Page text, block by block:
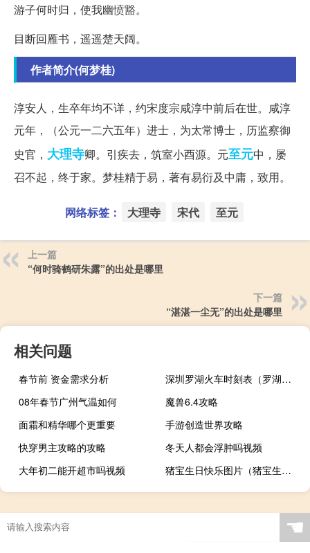
游子何时归，使我幽愤豁。
目断回雁书，遥遥楚天阔。
作者简介(何梦桂)
淳安人，生卒年均不详，约宋度宗咸淳中前后在世。咸淳
元年，（公元一二六五年）进士，为太常博士，历监察御
史官， 大理寺卿。引疾去，筑室小酉源。元至元中，屡
召不起，终于家。梦桂精于易，著有易衍及中庸，致用。
网络标签： 大理寺 宋代 至元
上一篇
“何时骑鹤研朱露”的出处是哪里
下一篇
“湛湛一尘无”的出处是哪里
相关问题
春节前 资金需求分析
深圳罗湖火车时刻表（罗湖火车站时刻表）
08年春节广州气温如何
魔兽6.4攻略
面霜和精华哪个更重要
手游创造世界攻略
快穿男主攻略的攻略
冬天人都会浮肿吗视频
大年初二能开超市吗视频
猪宝生日快乐图片（猪宝生日快乐简介）
☚